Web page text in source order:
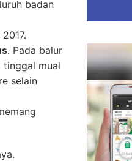
badan
. Pada balur
tinggal mual
selain